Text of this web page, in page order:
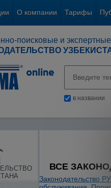
О компании Тарифы
поисковые и
в названии
ВСЕ
Законодательство